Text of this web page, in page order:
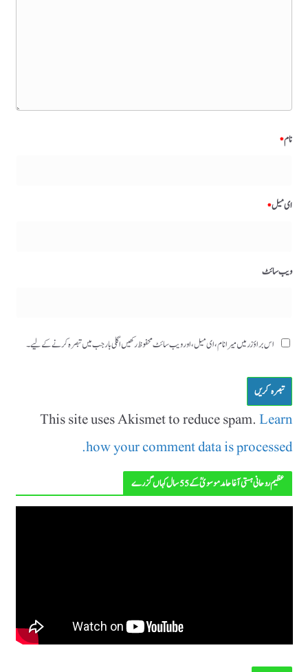
نام*
ای میل*
ویب‌ سائٹ
اس براؤزر میں میرا نام، ای میل، اور ویب سائٹ محفوظ رکھیں اگلی بار جب میں تبصرہ کرنے کےلیے۔
This site uses Akismet to reduce spam.Learn
how your comment data is processed.
عظیم روحانی ہستی آغا حامد موسویؒ کے 55 سال کہاں گزرے